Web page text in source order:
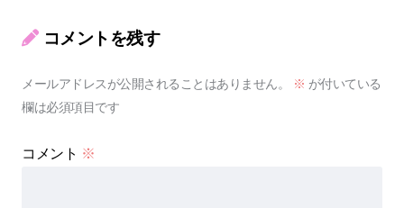
コメントを残す
メールアドレスが公開されることはありません。 ※ が付いている
欄は必須項目です
コメント ※